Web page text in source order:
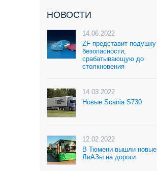
НОВОСТИ
14.06.2022
ZF представит подушку
безопасности,
срабатывающую до
столкновения
14.03.2022
Новые Scania S730
12.02.2022
В Тюмени вышли новые
ЛиАЗы на дороги